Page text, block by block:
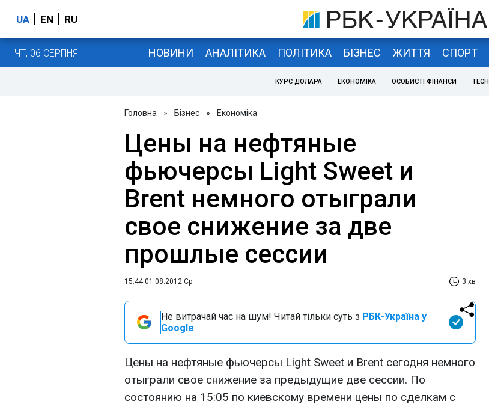
UA EN RU
ЧТ, 06 СЕРПНЯ НОВИНИ АНАЛІТИКА ПОЛІТИКА БІЗНЕС ЖИТТЯ СПОРТ
КУРС ДОЛАРА ЕКОНОМІКА ОСОБИСТІ ФІНАНСИ TECH
Головна » Бізнес » Економіка
Цены на нефтяные
фьючерсы Light Sweet и
Brent немного отыграли
свое снижение за две
прошлые сессии
15:44 01.08.2012 Ср 3 хв
Не витрачай час на шум! Читай тільки суть з РБК-Україна у
Google
Цены на нефтяные фьючерсы Light Sweet и Brent сегодня немного
отыграли свое снижение за предыдущие две сессии. По
состоянию на 15:05 по киевскому времени цены по сделкам с